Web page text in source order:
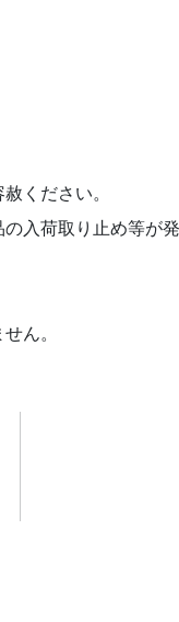
ください。
入荷取り止め等が
ん。